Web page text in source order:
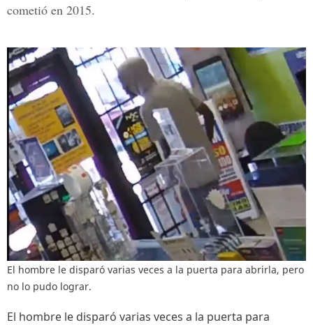
cometió en 2015.
El hombre le disparó varias veces a la puerta para abrirla, pero
no lo pudo lograr.
El hombre le disparó varias veces a la puerta para